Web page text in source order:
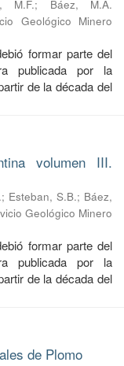
M.F.; Báez, M.A.
Geológico Minero
formar parte del
publicada por la
de la década del
volumen III.
; Esteban, S.B.; Báez,
Geológico Minero
formar parte del
publicada por la
de la década del
de Plomo